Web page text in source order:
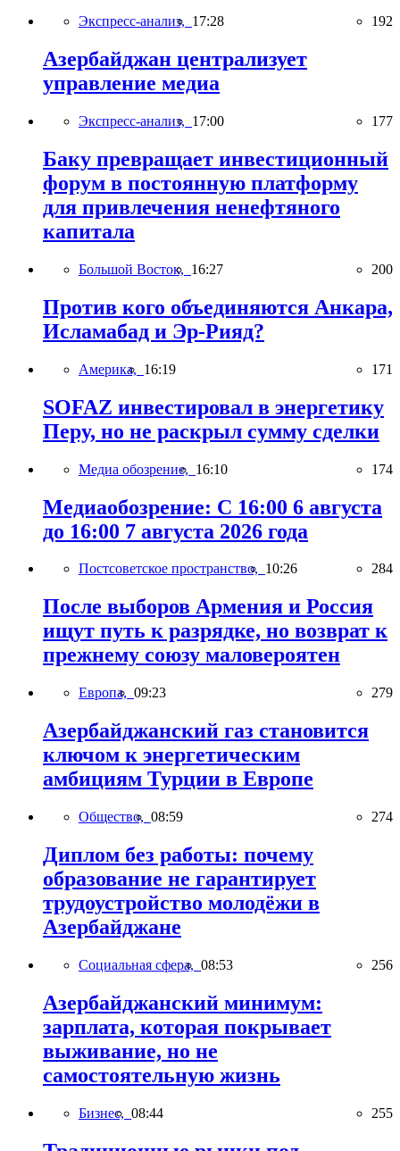
Экспресс-анализ, 17:28 192
Азербайджан централизует
управление медиа
Экспресс-анализ, 17:00 177
Баку превращает инвестиционный
форум в постоянную платформу
для привлечения ненефтяного
капитала
Большой Восток, 16:27 200
Против кого объединяются Анкара,
Исламабад и Эр-Рияд?
Америка, 16:19 171
SOFAZ инвестировал в энергетику
Перу, но не раскрыл сумму сделки
Медиа обозрение, 16:10 174
Медиаобозрение: С 16:00 6 августа
до 16:00 7 августа 2026 года
Постсоветское пространство, 10:26 284
После выборов Армения и Россия
ищут путь к разрядке, но возврат к
прежнему союзу маловероятен
Европа, 09:23 279
Азербайджанский газ становится
ключом к энергетическим
амбициям Турции в Европе
Общество, 08:59 274
Диплом без работы: почему
образование не гарантирует
трудоустройство молодёжи в
Азербайджане
Социальная сфера, 08:53 256
Азербайджанский минимум:
зарплата, которая покрывает
выживание, но не
самостоятельную жизнь
Бизнес, 08:44 255